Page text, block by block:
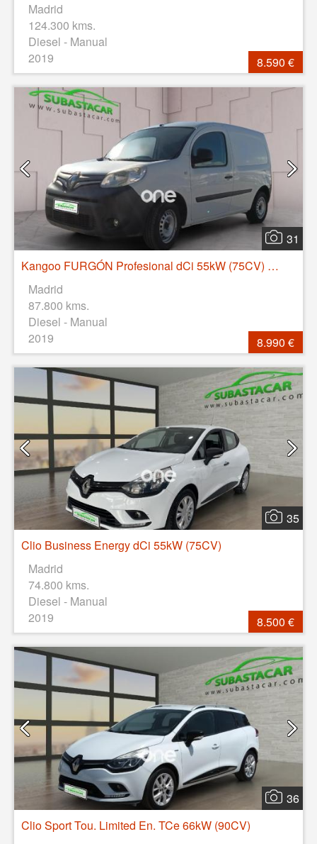
Madrid
124.300 kms.
Diesel - Manual
2019
8.590 €
31
Kangoo FURGÓN Profesional dCi 55kW (75CV) Euro 6
Madrid
87.800 kms.
Diesel - Manual
2019
8.990 €
35
Clio Business Energy dCi 55kW (75CV)
Madrid
74.800 kms.
Diesel - Manual
2019
8.500 €
36
Clio Sport Tou. Limited En. TCe 66kW (90CV)